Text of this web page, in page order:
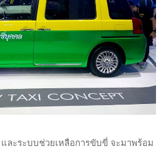
ละระบบช่วยเหลือการขับขี่ จะมาพร้อม